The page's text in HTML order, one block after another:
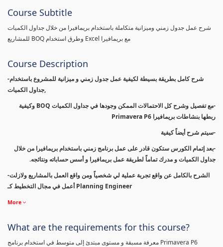
Course Subtitle
شرح عمل جدول زمني وميزانية متكاملة باستخدام بريمافيرا من خلال جداول الكميات
للمشاريع BOQ وطرق استخدام Excel مع بريمافيرا
Course Description
-شرح كامل بطريقة بسيطة لكيفية عمل جدول زمني و ميزانية للمشروع باستخدام
جداول الكميات,
-مع تفصيل وشرح كل الاحتمالات الممكن وجودها في جداول الكميات BOQ وكيفية
ربطها بنشاطات بريمافيرا Primavera P6
-سيتم شرح أيضاً كيفية
-بعد إتمام الكورس ستكون قادر على عمل برنامج زمني باستخدام بريمافيرا من خلال
جداول الكميات و مدرك تماماً لطريقة عمل بريمافيرا و أسس حساباته ونتائجه.
-الشرح بالكامل عن واقع تجربة عملية لي شخصياً ومن واقع العمل بالمشاريع ولازلت
أعمل في مجال التخطيط كـ Planning Engineer
More
What are the requirements for this course?
معرفة مسبقة و مستوى مبتدئ إلى متوسط في استخدام برنامج Primavera P6